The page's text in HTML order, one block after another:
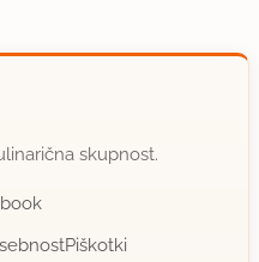
skupnost.
Piškotki